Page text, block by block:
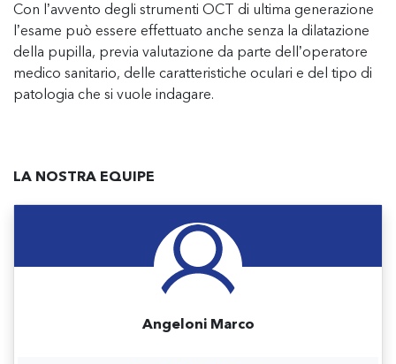
Con l’avvento degli strumenti OCT di ultima generazione
l’esame può essere effettuato anche senza la dilatazione
della pupilla, previa valutazione da parte dell’operatore
medico sanitario, delle caratteristiche oculari e del tipo di
patologia che si vuole indagare.
LA NOSTRA EQUIPE
Angeloni Marco